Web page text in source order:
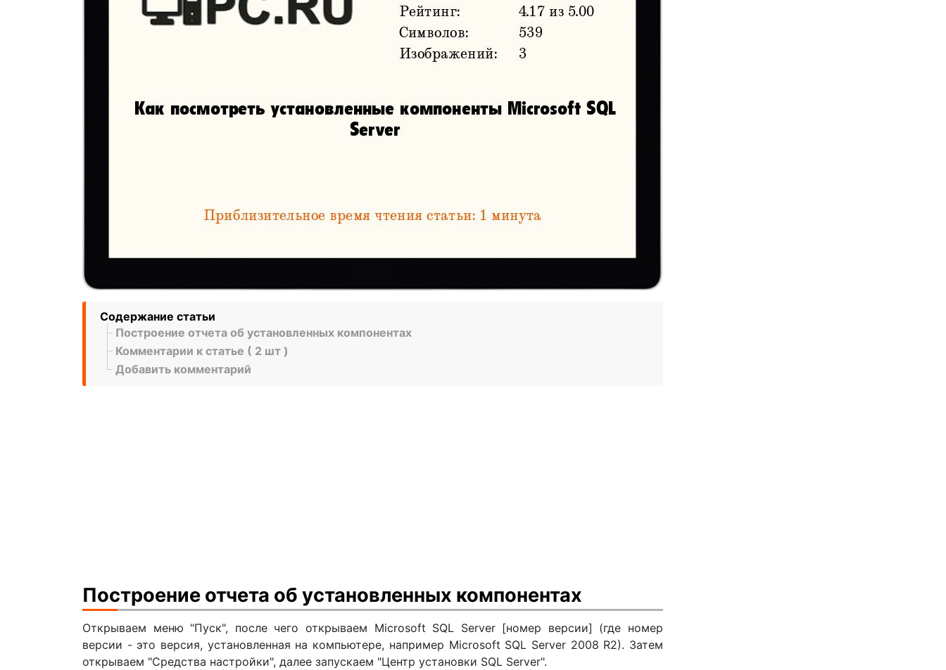
Содержание статьи
Построение отчета об установленных компонентах
Комментарии к статье ( 2 шт )
Добавить комментарий
Построение отчета об установленных компонентах
Открываем меню "Пуск", после чего открываем Microsoft SQL Server [номер версии] (где номер
версии - это версия, установленная на компьютере, например Microsoft SQL Server 2008 R2). Затем
открываем "Средства настройки", далее запускаем "Центр установки SQL Server".